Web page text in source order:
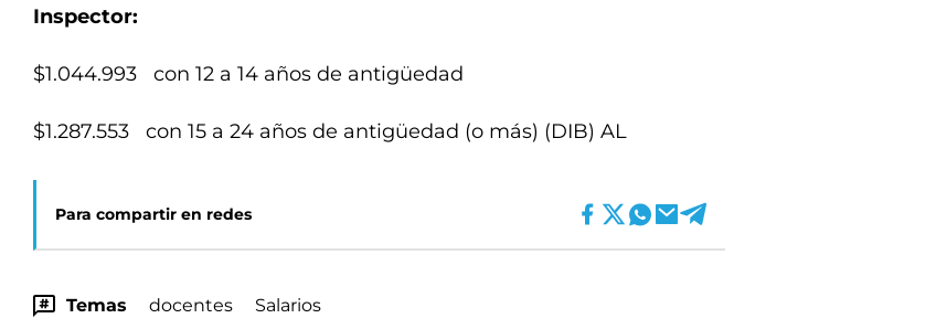
Inspector:
$1.044.993 con 12 a 14 años de antigüedad
$1.287.553 con 15 a 24 años de antigüedad (o más) (DIB) AL
Para compartir en redes
Temas docentes Salarios